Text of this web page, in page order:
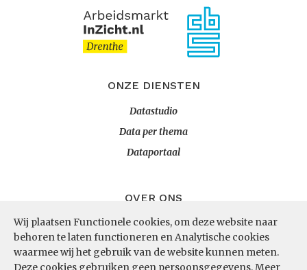
Wij plaatsen Functionele cookies, om deze website naar
behoren te laten functioneren en Analytische cookies
waarmee wij het gebruik van de website kunnen meten.
Deze cookies gebruiken geen persoonsgegevens.Meer
ONZE DIENSTEN
Datastudio
Data per thema
Dataportaal
OVER ONS
InZicht
Contact